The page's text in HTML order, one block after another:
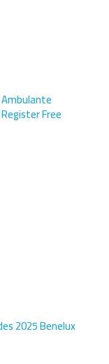
Free
2025 Benelux